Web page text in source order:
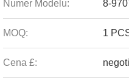
Numer Modelu: 8-
MOQ: 1
Cena £: